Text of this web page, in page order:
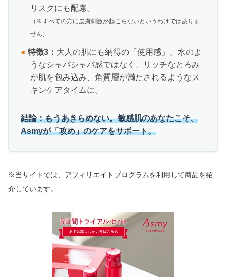
リスクにも配慮。
（※すべての方に皮膚刺激が起こらないというわけではありま
せん）
● 特徴3： 大人の肌にも納得の「使用感」。水のよ
うなシャバシャバ感ではなく、リッチなとろみ
が肌を包み込み、角質層が満たされるようなス
キンケアタイムに。
結論：もうあきらめない。敏感肌のあなたこそ、
Asmyが「攻め」のケアをサポート。
※当サイトでは、アフィリエイトプログラムを利用して商品を紹
介しています。